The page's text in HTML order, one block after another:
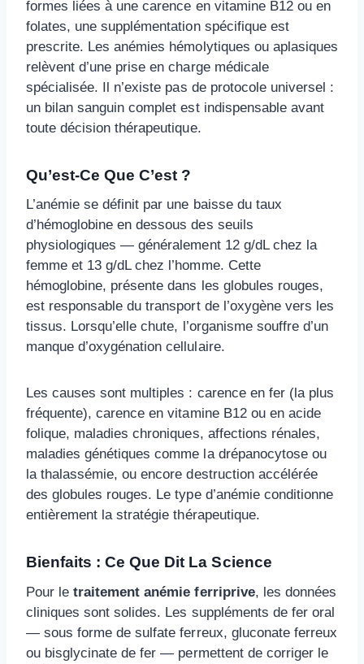
formes liées à une carence en vitamine B12 ou en
folates, une supplémentation spécifique est
prescrite. Les anémies hémolytiques ou aplasiques
relèvent d’une prise en charge médicale
spécialisée. Il n’existe pas de protocole universel :
un bilan sanguin complet est indispensable avant
toute décision thérapeutique.
Qu’est-Ce Que C’est ?
L’anémie se définit par une baisse du taux
d’hémoglobine en dessous des seuils
physiologiques — généralement 12 g/dL chez la
femme et 13 g/dL chez l’homme. Cette
hémoglobine, présente dans les globules rouges,
est responsable du transport de l’oxygène vers les
tissus. Lorsqu’elle chute, l’organisme souffre d’un
manque d’oxygénation cellulaire.
Les causes sont multiples : carence en fer (la plus
fréquente), carence en vitamine B12 ou en acide
folique, maladies chroniques, affections rénales,
maladies génétiques comme la drépanocytose ou
la thalassémie, ou encore destruction accélérée
des globules rouges. Le type d’anémie conditionne
entièrement la stratégie thérapeutique.
Bienfaits : Ce Que Dit La Science
Pour letraitement anémie ferriprive, les données
cliniques sont solides. Les suppléments de fer oral
— sous forme de sulfate ferreux, gluconate ferreux
ou bisglycinate de fer — permettent de corriger le